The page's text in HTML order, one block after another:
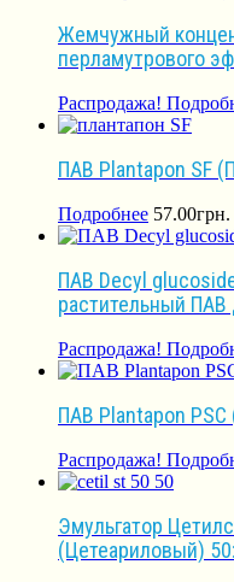
Жемчужный
перламутрового
Распродажа!
ПАВ Plantapon SF
Подробнее 57.00грн.
ПАВ Decyl
растительный
Распродажа!
ПАВ Plantapon PSC
Распродажа!
Эмульгатор
(Цетеариловый)